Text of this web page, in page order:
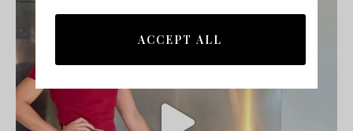
ACCEPT ALL